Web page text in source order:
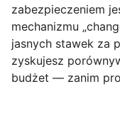
zabezpieczeniem
mechanizmu
jasnych stawek za
zyskujesz
budżet — zanim